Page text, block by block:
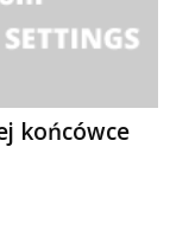
końcówce